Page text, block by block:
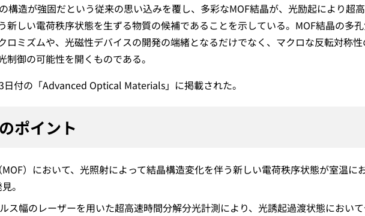
構造が強固だという従来の思い込みを覆し、多彩なMOF結晶が、光励起により超
新しい電荷秩序状態を生ずる物質の候補であることを示している。MOF結晶の多
ロミズムや、光磁性デバイスの開発の端緒となるだけでなく、マクロな反転対称
制御の可能性を開くものである。
付の「Advanced Optical Materials」に掲載された。
ポイント
）において、光照射によって結晶構造変化を伴う新しい電荷秩序状態が室温に
。
ス幅のレーザーを用いた超高速時間分解分光計測により、光誘起過渡状態におい